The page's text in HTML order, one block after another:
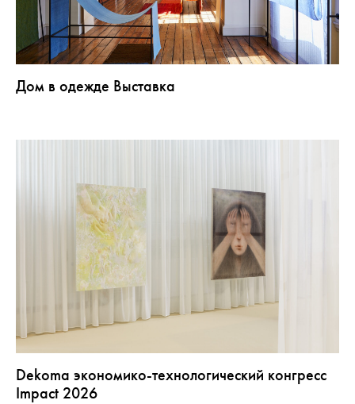
Дом в одежде Выставка
Dekoma экономико-технологический конгресс
Impact 2026